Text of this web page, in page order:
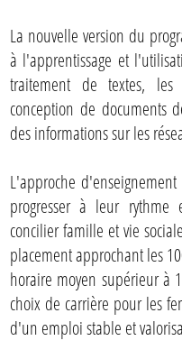
La nouvelle version du
à l'apprentissage et
traitement de textes, les
conception de documents
des informations sur les
L'approche
progresser à leur
concilier famille et vie
placement approchant les
horaire moyen supérieur à
choix de carrière pour les
d'un emploi stable et